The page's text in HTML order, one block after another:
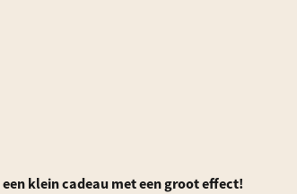
een klein cadeau met een groot effect!